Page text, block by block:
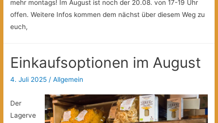
mehr montags! Im August ist noch der 20.08. von 17-19 Uhr
offen. Weitere Infos kommen dem nächst über diesem Weg zu
euch,
Einkaufsoptionen im August
4. Juli 2025 /Allgemein
Der
Lagerve